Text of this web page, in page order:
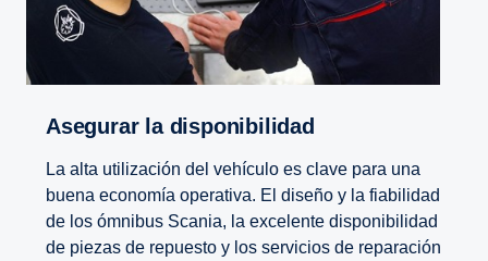
Asegurar la disponibilidad
La alta utilización del vehículo es clave para una
buena economía operativa. El diseño y la fiabilidad
de los ómnibus Scania, la excelente disponibilidad
de piezas de repuesto y los servicios de reparación